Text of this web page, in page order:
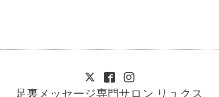
足裏メッセージ専門サロン リュクス